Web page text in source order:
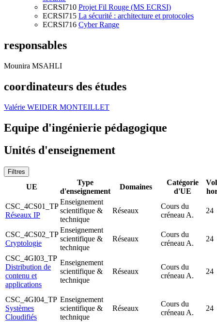
ECRSI710 Projet Fil Rouge (MS ECRSI)
ECRSI715 La sécurité : architecture et protocoles
ECRSI716 Cyber Range
responsables
Mounira MSAHLI
coordinateurs des études
Valérie WEIDER MONTEILLET
Equipe d'ingénierie pédagogique
Unités d'enseignement
Filtres
UE
Type
d'enseignement
Domaines
Catégorie
d'UE
CSC_4CS01_TP
Réseaux IP
Enseignement
scientifique &
technique
Réseaux
Cours du
créneau A.
24
CSC_4CS02_TP
Cryptologie
Enseignement
scientifique &
technique
Réseaux
Cours du
créneau A.
24
CSC_4GI03_TP
Distribution de
contenu et
applications
Enseignement
scientifique &
technique
Réseaux
Cours du
créneau A.
24
CSC_4GI04_TP
Systèmes
Cloudifiés
Enseignement
scientifique &
technique
Réseaux
Cours du
créneau A.
24